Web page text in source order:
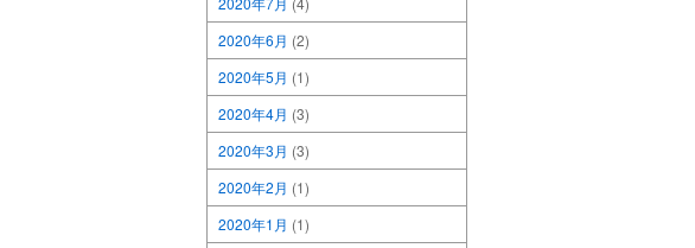
2020年6月 (2)
2020年5月 (1)
2020年4月 (3)
2020年3月 (3)
2020年2月 (1)
2020年1月 (1)